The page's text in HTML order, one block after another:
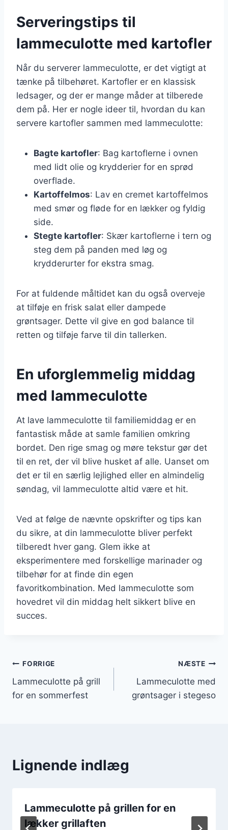
Serveringstips til
lammeculotte med kartofler
Når du serverer lammeculotte, er det vigtigt at
tænke på tilbehøret. Kartofler er en klassisk
ledsager, og der er mange måder at tilberede
dem på. Her er nogle ideer til, hvordan du kan
servere kartofler sammen med lammeculotte:
Bagte kartofler: Bag kartoflerne i ovnen
med lidt olie og krydderier for en sprød
overflade.
Kartoffelmos: Lav en cremet kartoffelmos
med smør og fløde for en lækker og fyldig
side.
Stegte kartofler: Skær kartoflerne i tern og
steg dem på panden med løg og
krydderurter for ekstra smag.
For at fuldende måltidet kan du også overveje
at tilføje en frisk salat eller dampede
grøntsager. Dette vil give en god balance til
retten og tilføje farve til din tallerken.
En uforglemmelig middag
med lammeculotte
At lave lammeculotte til familiemiddag er en
fantastisk måde at samle familien omkring
bordet. Den rige smag og møre tekstur gør det
til en ret, der vil blive husket af alle. Uanset om
det er til en særlig lejlighed eller en almindelig
søndag, vil lammeculotte altid være et hit.
Ved at følge de nævnte opskrifter og tips kan
du sikre, at din lammeculotte bliver perfekt
tilberedt hver gang. Glem ikke at
eksperimentere med forskellige marinader og
tilbehør for at finde din egen
favoritkombination. Med lammeculotte som
hovedret vil din middag helt sikkert blive en
succes.
Indlægsnavigation
FORRIGE
Lammeculotte på grill
for en sommerfest
NÆSTE
Lammeculotte med
grøntsager i stegeso
Lignende indlæg
Lammeculotte på grillen for en
lækker grillaften